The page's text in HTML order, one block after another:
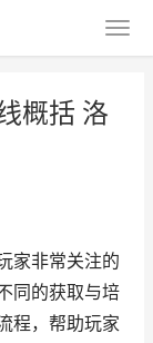
概括 洛
家非常关注的
同的获取与培
程，帮助玩家